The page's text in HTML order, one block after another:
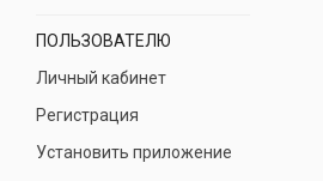
ПОЛЬЗОВАТЕЛЮ
Личный кабинет
Регистрация
Установить приложение